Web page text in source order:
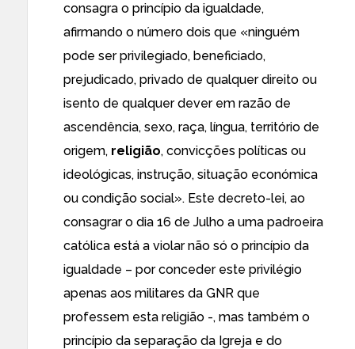
consagra o princípio da igualdade,
afirmando o número dois que «ninguém
pode ser privilegiado, beneficiado,
prejudicado, privado de qualquer direito ou
isento de qualquer dever em razão de
ascendência, sexo, raça, língua, território de
origem, religião, convicções políticas ou
ideológicas, instrução, situação económica
ou condição social». Este decreto-lei, ao
consagrar o dia 16 de Julho a uma padroeira
católica está a violar não só o princípio da
igualdade – por conceder este privilégio
apenas aos militares da GNR que
professem esta religião -, mas também o
princípio da separação da Igreja e do